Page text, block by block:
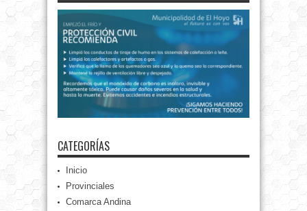
CATEGORÍAS
Inicio
Provinciales
Comarca Andina